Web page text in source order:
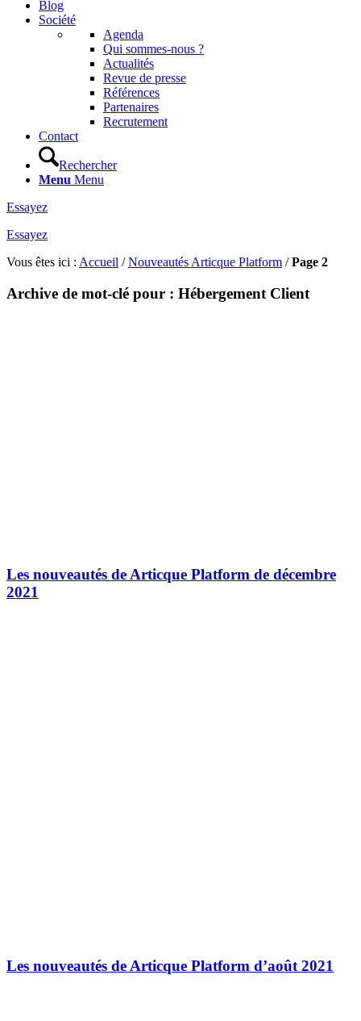
Blog
Société
Agenda
Qui sommes-nous ?
Actualités
Revue de presse
Références
Partenaires
Recrutement
Contact
Rechercher
Menu Menu
Essayez
Essayez
Vous êtes ici : Accueil /Nouveautés Articque Platform /Page 2
Archive de mot-clé pour : Hébergement Client
Les nouveautés de Articque Platform de décembre
2021
Les nouveautés de Articque Platform d’août 2021